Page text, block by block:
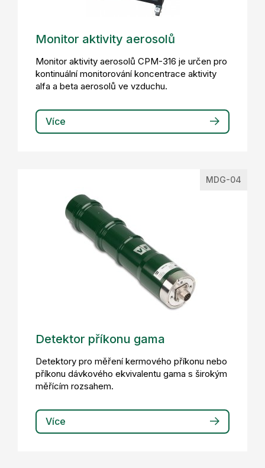
Monitor aktivity aerosolů
Monitor aktivity aerosolů CPM-316 je určen pro
kontinuální monitorování koncentrace aktivity
alfa a beta aerosolů ve vzduchu.
Více
MDG-04
Detektor příkonu gama
Detektory pro měření kermového příkonu nebo
příkonu dávkového ekvivalentu gama s širokým
měřícím rozsahem.
Více